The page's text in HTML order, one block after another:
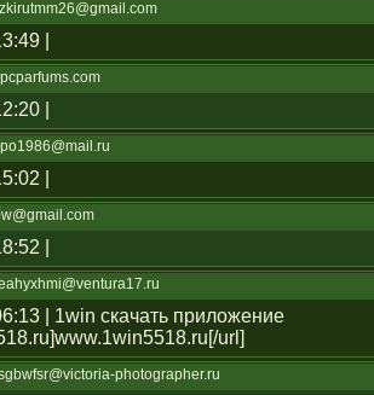
|
|
|
|
| 1win скачать приложение
url]
photographer.ru